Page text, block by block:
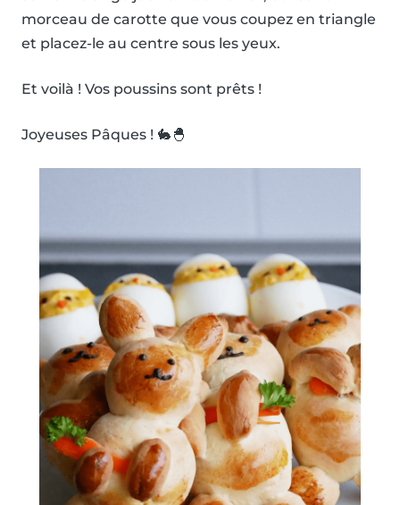
morceau de carotte que vous coupez en triangle
et placez-le au centre sous les yeux.
Et voilà ! Vos poussins sont prêts !
Joyeuses Pâques ! 🐇🐣